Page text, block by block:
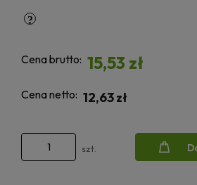
Cena brutto: 15,53 zł
Cena netto: 12,63 zł
szt.